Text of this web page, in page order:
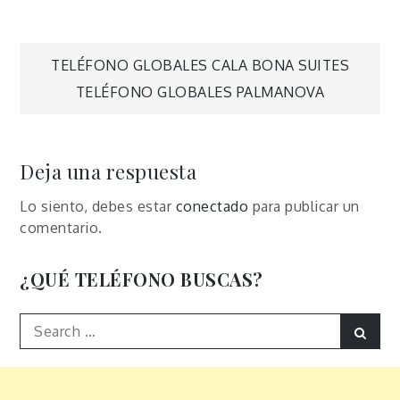
Navegación
entradas
TELÉFONO GLOBALES CALA BONA SUITES
TELÉFONO GLOBALES PALMANOVA
Deja una respuesta
Lo siento, debes estar conectado para publicar un
comentario.
¿QUÉ TELÉFONO BUSCAS?
Search
for: